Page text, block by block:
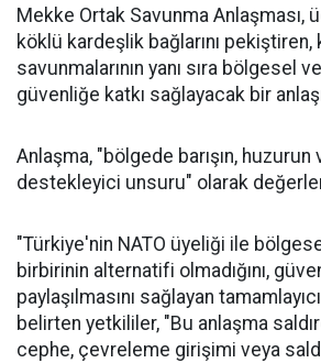
Mekke Ortak Savunma Anlaşması,
köklü kardeşlik bağlarını pekiştiren,
savunmalarının yanı sıra bölgesel
güvenliğe katkı sağlayacak bir
Anlaşma, "bölgede barışın,
destekleyici unsuru" olarak
"Türkiye'nin NATO üyeliği ile
birbirinin alternatifi olmadığını,
paylaşılmasını sağlayan
belirten yetkililer, "Bu anlaşma
cephe, çevreleme girişimi veya